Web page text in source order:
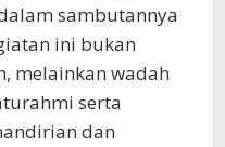
sambutannya
ini bukan
melainkan wadah
serta
dan